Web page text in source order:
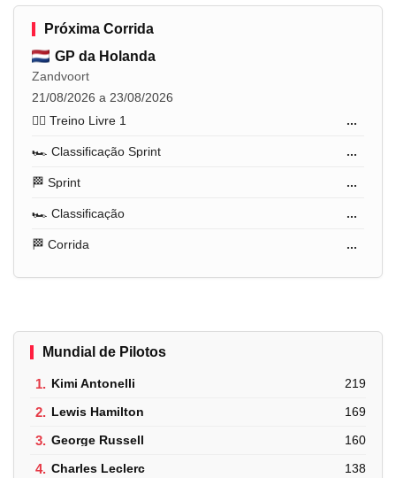
Próxima Corrida
GP da Holanda
Zandvoort
21/08/2026 a 23/08/2026
🏋️‍♂️ Treino Livre 1
...
🏎️ Classificação Sprint ...
🏁 Sprint ...
🏎️ Classificação ...
🏁 Corrida ...
Mundial de Pilotos
1. Kimi Antonelli 219
2. Lewis Hamilton 169
3. George Russell 160
4. Charles Leclerc 138